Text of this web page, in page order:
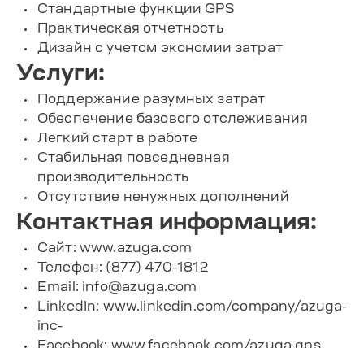
Стандартные функции GPS
Практическая отчетность
Дизайн с учетом экономии затрат
Услуги:
Поддержание разумных затрат
Обеспечение базового отслеживания
Легкий старт в работе
Стабильная повседневная
производительность
Отсутствие ненужных дополнений
Контактная информация:
Сайт: www.azuga.com
Телефон: (877) 470-1812
Email: info@azuga.com
LinkedIn: www.linkedin.com/company/azuga-
inc-
Facebook: www.facebook.com/azuga.gps